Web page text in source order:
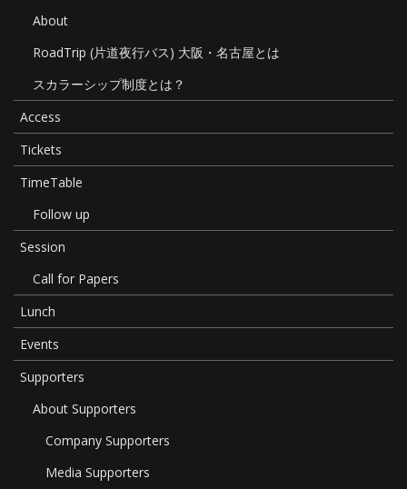
About
RoadTrip (片道夜行バス) 大阪・名古屋とは
スカラーシップ制度とは？
Access
Tickets
TimeTable
Follow up
Session
Call for Papers
Lunch
Events
Supporters
About Supporters
Company Supporters
Media Supporters